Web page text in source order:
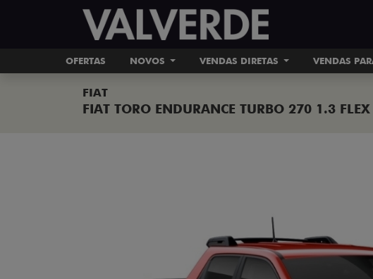
OFERTAS NOVOS VENDAS DIRETAS VENDAS
FIAT
FIAT TORO ENDURANCE TURBO 270 1.3